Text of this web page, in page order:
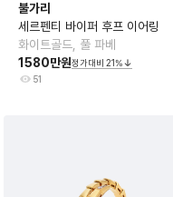
불가리
세르펜티 바이퍼 후프 이어링
화이트골드, 풀 파베
1580만원정가대비 21%
51